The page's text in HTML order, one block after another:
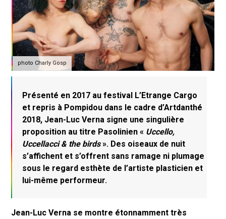
photo Charly Gosp
Présenté en 2017 au festival L’Etrange Cargo
et repris à Pompidou dans le cadre d’Artdanthé
2018, Jean-Luc Verna signe une singulière
proposition au titre Pasolinien « Uccello,
Uccellacci & the birds». Des oiseaux de nuit
s’affichent et s’offrent sans ramage ni plumage
sous le regard esthète de l’artiste plasticien et
lui-même performeur.
Jean-Luc Verna se montre étonnamment très